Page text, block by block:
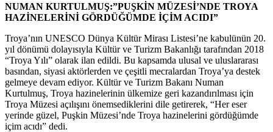
NUMAN KURTULMUŞ:”PUŞKİN MÜZESİ’NDE TROYA
HAZİNELERİNİ GÖRDÜĞÜMDE İÇİM ACIDI”
Troya’nın UNESCO Dünya Kültür Mirası Listesi’ne kabulünün 20.
yıl dönümü dolayısıyla Kültür ve Turizm Bakanlığı tarafından 2018
“Troya Yılı” olarak ilan edildi. Bu kapsamda ulusal ve uluslararası
basından, siyasi aktörlerden ve çeşitli mecralardan Troya’ya destek
gelmeye devam ediyor. Kültür ve Turizm Bakanı Numan
Kurtulmuş, Troya hazinelerinin ülkemize geri kazandırılması için
Troya Müzesi açılışını önemsediklerini dile getirerek, “Her eser
yerinde güzel, Puşkin Müzesi’nde Troya hazinelerini gördüğümde
içim acıdı” dedi.